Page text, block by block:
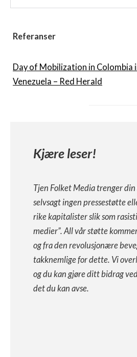
Referanser
Day of Mobilization in Colombia
Venezuela – Red Herald
Kjære leser!
Tjen Folket Media trenger
selvsagt ingen pressestøtte
rike kapitalister slik som
medier”. All vår støtte
og fra den revolusjonære
takknemlige for dette. Vi
og du kan gjøre ditt bidrag
det du kan avse.